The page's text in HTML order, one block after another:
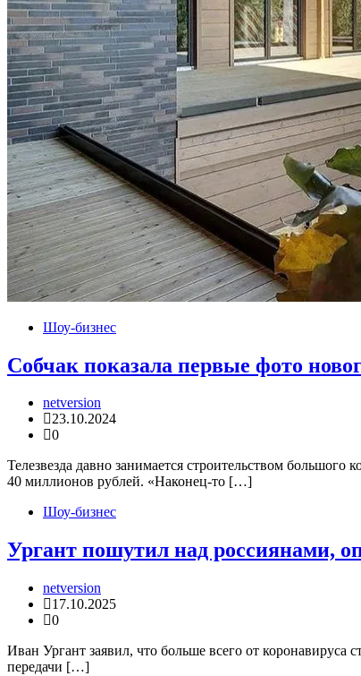
Шоу-бизнес
Собчак показала первые фото
netversion
23.10.2024
0
Телезвезда давно занимается строительством
40 миллионов рублей. «Наконец-то […]
Шоу-бизнес
Ургант пошутил над россиянами,
netversion
17.10.2025
0
Иван Ургант заявил, что больше всего от коронавируса
передачи […]